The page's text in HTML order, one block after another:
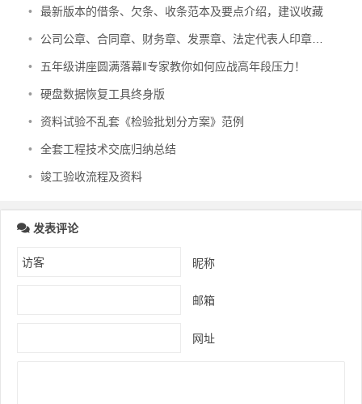
• 最新版本的借条、欠条、收条范本及要点介绍，建议收藏
• 公司公章、合同章、财务章、发票章、法定代表人印章有什么区别？
• 五年级讲座圆满落幕‖专家教你如何应战高年段压力！
• 硬盘数据恢复工具终身版
• 资料试验不乱套《检验批划分方案》范例
• 全套工程技术交底归纳总结
• 竣工验收流程及资料
发表评论
昵称
邮箱
网址